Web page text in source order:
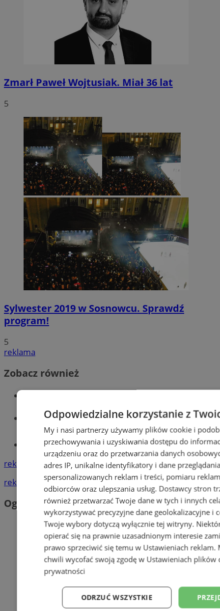
Zmarł Paweł Wojtusiak. Miał 36 lat
5
Sylwester 2019 w Sosnowcu. Sprawdź
program!
5
reklama
Zobacz również
Wiadomości lokalne
Tworzenie stron www - Sosnowiec
reklama
reklama
Ogłoszenia
Odpowiedzialne korzystanie z
My i nasi partnerzy używamy plików cookie i
przechowywania i uzyskiwania dostępu do
urządzeniu oraz do przetwarzania danych
adres IP, unikalne identyfikatory i dane
spersonalizowanych reklam i treści, pomiaru
odbiorców oraz ulepszania usług. Dostawcy stron
również przetwarzać Twoje dane w tych i innych
wykorzystywać precyzyjne dane geolokalizacyjne i
Twoje wybory dotyczą wyłącznie tej witryny.
opierać się na prawnie uzasadnionym interesie
prawo sprzeciwić się temu w Ustawieniach reklam.
chwili wycofać swoją zgodę w Ustawieniach plików
prywatności
ODRZUĆ WSZYSTKIE